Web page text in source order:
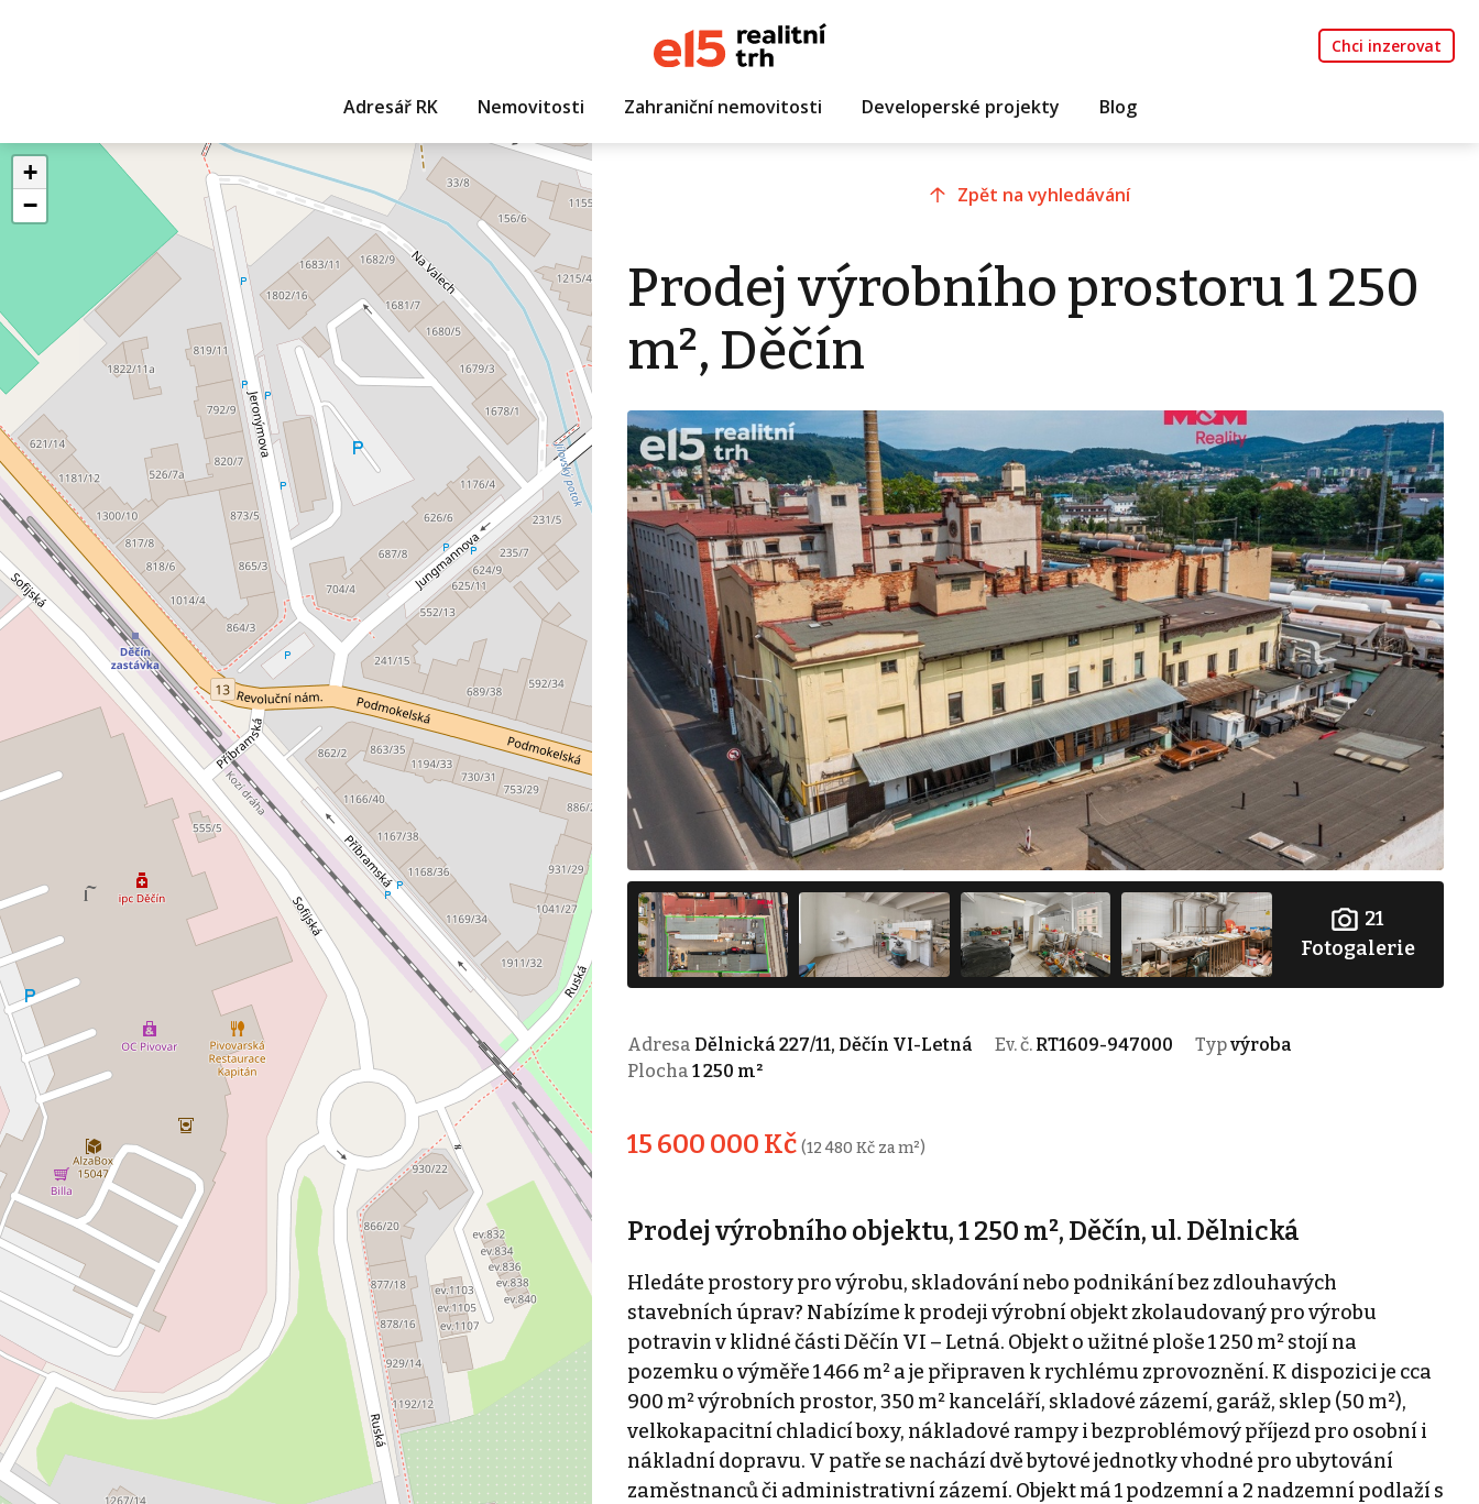
Chci inzerovat
Adresář RK Nemovitosti Zahraniční nemovitosti Developerské projekty Blog
+
−
Zpět na vyhledávání
Prodej výrobního prostoru 1 250
m², Děčín
21
Fotogalerie
Adresa Dělnická 227/11, Děčín VI-Letná Ev. č. RT1609-947000 Typvýroba
Plocha 1 250 m²
15 600 000 Kč (12 480 Kč za m²)
Prodej výrobního objektu, 1 250 m², Děčín, ul. Dělnická
Hledáte prostory pro výrobu, skladování nebo podnikání bez zdlouhavých
stavebních úprav? Nabízíme k prodeji výrobní objekt zkolaudovaný pro výrobu
potravin v klidné části Děčín VI – Letná. Objekt o užitné ploše 1 250 m² stojí na
pozemku o výměře 1 466 m² a je připraven k rychlému zprovoznění. K dispozici je cca
900 m² výrobních prostor, 350 m² kanceláří, skladové zázemí, garáž, sklep (50 m²),
velkokapacitní chladicí boxy, nákladové rampy i bezproblémový příjezd pro osobní i
nákladní dopravu. V patře se nachází dvě bytové jednotky vhodné pro ubytování
zaměstnanců či administrativní zázemí. Objekt má 1 podzemní a 2 nadzemní podlaží s